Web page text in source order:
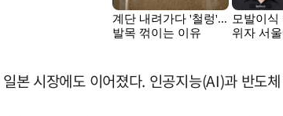
본 시장에도 이어졌다. 인공지능(AI)과 반도